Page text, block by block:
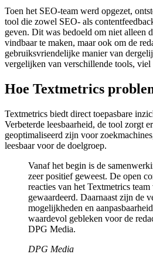
Toen het SEO-team werd opgezet,
tool die zowel SEO- als
geven. Dit was bedoeld om niet alleen
vindbaar te maken, maar ook om de
gebruiksvriendelijke manier van
vergelijken van verschillende tools, viel
Hoe Textmetrics
Textmetrics biedt direct toepasbare
Verbeterde leesbaarheid, de tool zorgt
geoptimaliseerd zijn voor
leesbaar voor de doelgroep.
Vanaf het begin is de
zeer positief geweest. De open
reacties van het Textmetrics
gewaardeerd. Daarnaast zijn de
mogelijkheden en
waardevol gebleken voor de
DPG Media.
DPG Media